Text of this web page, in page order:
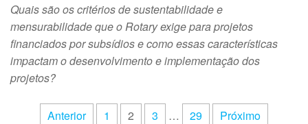
Quais são os critérios de sustentabilidade e
mensurabilidade que o Rotary exige para projetos
financiados por subsídios e como essas características
impactam o desenvolvimento e implementação dos
projetos?
Anterior 1 2 3 … 29 Próximo